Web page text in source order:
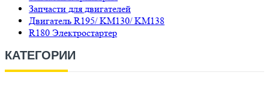
Запчасти для двигателей
Двигатель R195/ KM130/ KM138
R180 Электростартер
КАТЕГОРИИ